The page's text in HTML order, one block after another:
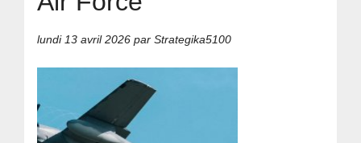
lundi 13 avril 2026 par Strategika5100